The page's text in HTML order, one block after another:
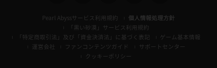
Pearl Abyssサービス利用規約
個人情報処理方針
「黒い砂漠」サービス利用規約
「特定商取引法」及び「資金決済法」に基づく表記
ゲーム基本情報
運営会社
ファンコンテンツガイド
サポートセンター
クッキーポリシー